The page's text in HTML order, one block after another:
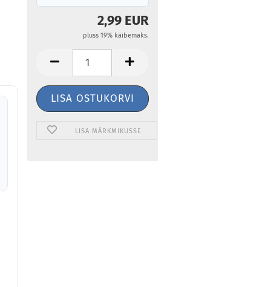
2,99 EUR
pluss 19% käibemaks.
LISA MÄRKMIKUSSE